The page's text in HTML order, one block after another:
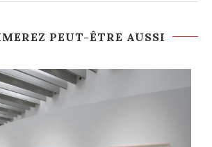
PEUT-ÊTRE AUSSI